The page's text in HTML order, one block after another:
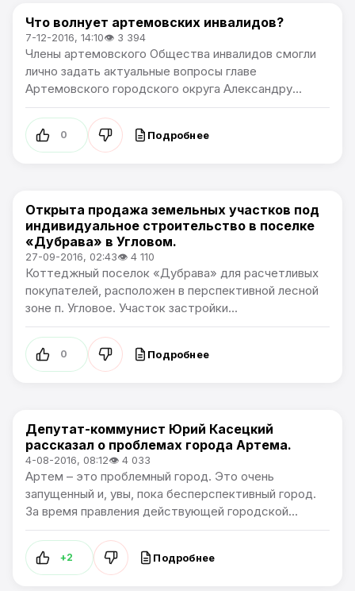
Новости Артёма
Что волнует артемовских инвалидов?
7-12-2016, 14:10👁 3 394
Члены артемовского Общества инвалидов смогли
лично задать актуальные вопросы главе
Артемовского городского округа Александру...
0 Подробнее
Новости Артёма
Открыта продажа земельных участков под
индивидуальное строительство в поселке
«Дубрава» в Угловом.
27-09-2016, 02:43👁 4 110
Коттеджный поселок «Дубрава» для расчетливых
покупателей, расположен в перспективной лесной
зоне п. Угловое. Участок застройки...
0 Подробнее
Новости Артёма
Депутат-коммунист Юрий Касецкий
рассказал о проблемах города Артема.
4-08-2016, 08:12👁 4 033
Артем – это проблемный город. Это очень
запущенный и, увы, пока бесперспективный город.
За время правления действующей городской...
+2 Подробнее